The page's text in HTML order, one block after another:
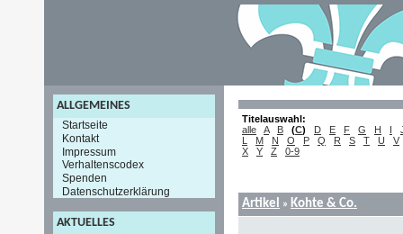
ALLGEMEINES
Startseite
Kontakt
Impressum
Verhaltenscodex
Spenden
Datenschutzerklärung
AKTUELLES
Titelauswahl:
alle
A B (C) D E F G H I
L
M N O P Q R S T U
V
X
Y Z 0-9
Artikel » Kohte & Co.